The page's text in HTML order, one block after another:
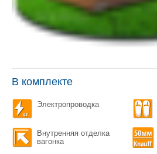
В комплекте
Электропроводка
Внутренняя отделка
вагонка